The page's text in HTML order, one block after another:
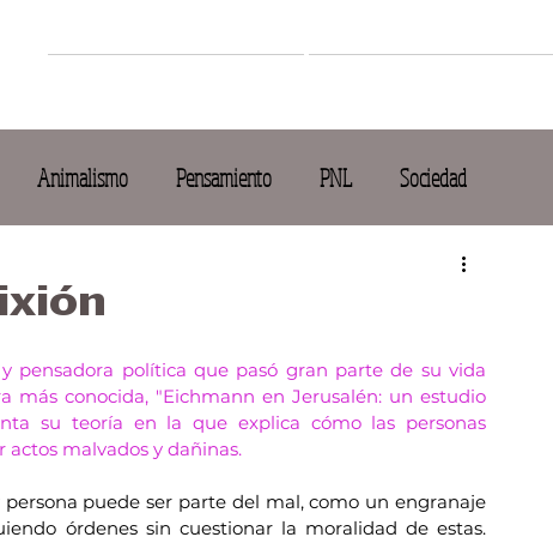
Animalismo Pensamiento PNL Sociedad
pensadora política que pasó gran parte de su vida
más conocida, "Eichmann en Jerusalén: un estudio
su teoría en la que explica cómo las personas
malvados y dañinas.
puede ser parte del mal, como un engranaje
órdenes sin cuestionar la moralidad de estas.